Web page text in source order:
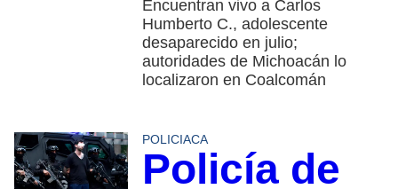
Encuentran vivo a Carlos
Humberto C., adolescente
desaparecido en julio;
autoridades de Michoacán lo
localizaron en Coalcomán
POLICIACA
Policía de